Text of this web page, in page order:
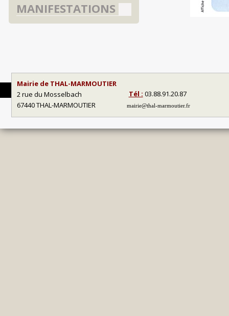
MANIFESTATIONS
Mairie de THAL-MARMOUTIER
2 rue du Mosselbach
67440 THAL-MARMOUTIER
Tél : 03.88.91.20.87
mairie@thal-marmoutier.fr